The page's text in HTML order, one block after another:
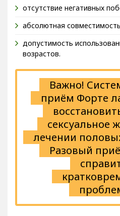
отсутствие негативных
абсолютная
допустимость
возрастов.
Важно!
приём Форте
сексуальное
лечении
Разовый